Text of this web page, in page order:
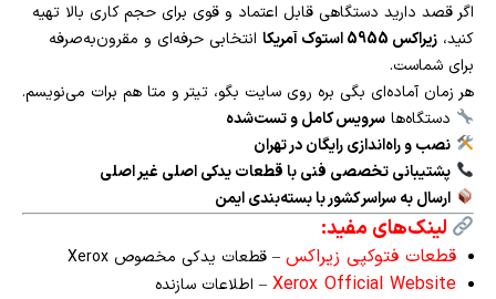
اگر قصد دارید دستگاهی قابل اعتماد و قوی برای حجم کاری بالا تهیه
کنید، زیراکس 5955 استوک آمریکا
انتخابی حرفه‌ای و مقرون‌به‌صرفه
برای شماست.
هر زمان آماده‌ای بگی بره روی سایت بگو، تیتر و متا هم برات می‌نویسم.
دستگاه‌ها سرویس کامل و تست‌شده
نصب و راه‌اندازی رایگان در تهران
پشتیبانی تخصصی فنی با قطعات یدکی اصلی غیر اصلی
ارسال به سراسر کشور با بسته‌بندی ایمن
لینک‌های مفید:
قطعات فتوکپی زیراکس – قطعات یدکی مخصوص Xerox
Xerox Official Website – اطلاعات سازنده